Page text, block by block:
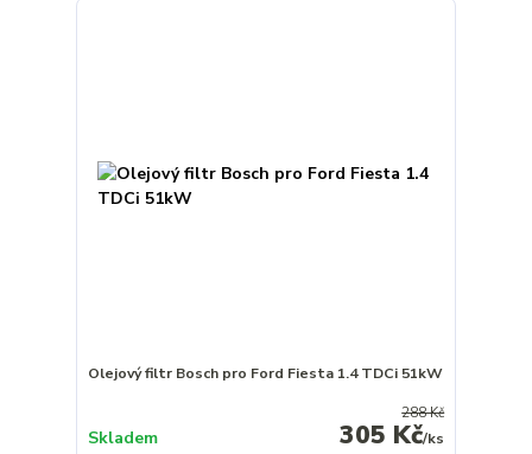
Olejový filtr Bosch pro Ford Fiesta 1.4 TDCi 51kW
288 Kč
305 Kč/ks
Skladem